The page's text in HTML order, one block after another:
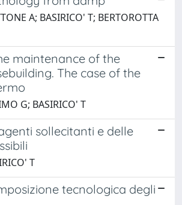
A; BASIRICO' T; BERTOROTTA
maintenance of the
The case of the
G; BASIRICO' T
sollecitanti e delle
T
tecnologica degli